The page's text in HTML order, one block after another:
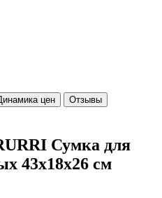
цен
Отзывы
Сумка для
43х18х26 см